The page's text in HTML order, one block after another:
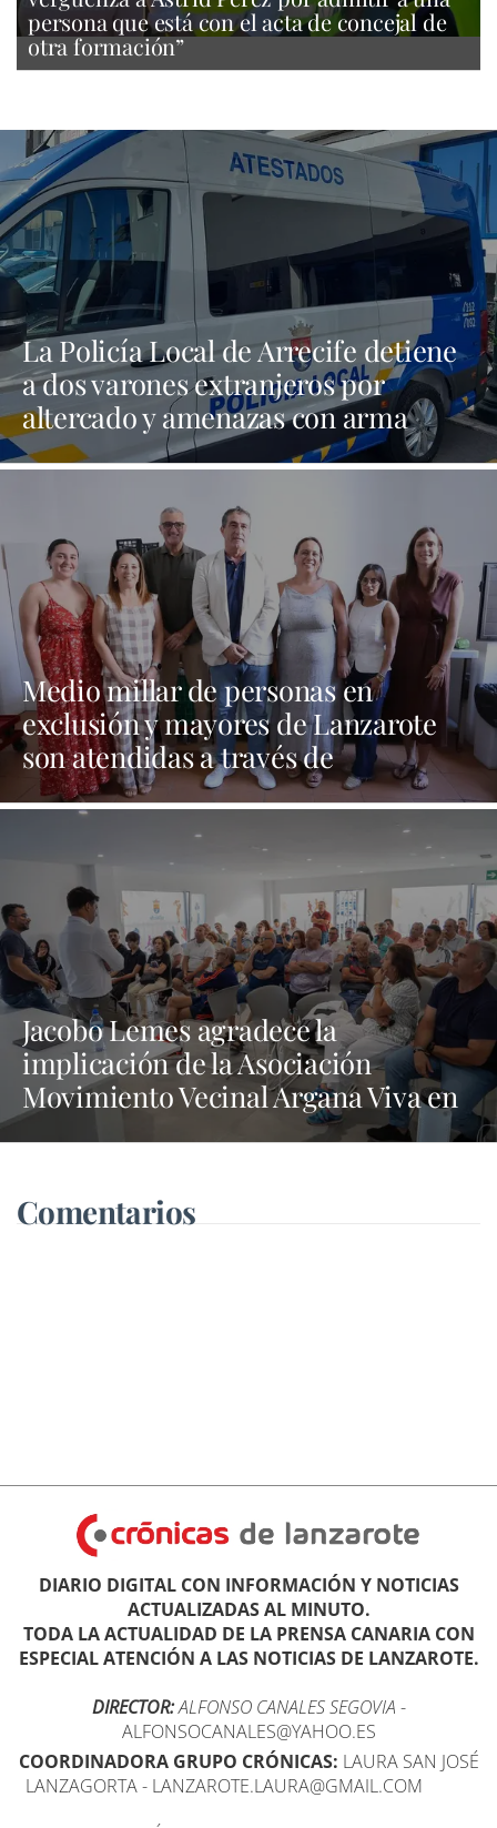
persona que está con el acta de concejal de
otra formación”
La Policía Local de Arrecife detiene
a dos varones extranjeros por
altercado y amenazas con arma
blanca
Medio millar de personas en
exclusión y mayores de Lanzarote
son atendidas a través de
programas sociales
Jacobo Lemes agradece la
implicación de la Asociación
Movimiento Vecinal Argana Viva en
la lucha contra los vertidos incívicos
Comentarios
DIARIO DIGITAL CON INFORMACIÓN Y NOTICIAS
ACTUALIZADAS AL MINUTO.
TODA LA ACTUALIDAD DE LA PRENSA CANARIA CON
ESPECIAL ATENCIÓN A LAS NOTICIAS DE LANZAROTE.
DIRECTOR:ALFONSO CANALES SEGOVIA -
ALFONSOCANALES@YAHOO.ES
COORDINADORA GRUPO CRÓNICAS: LAURA SAN JOSÉ
LANZAGORTA - LANZAROTE.LAURA@GMAIL.COM